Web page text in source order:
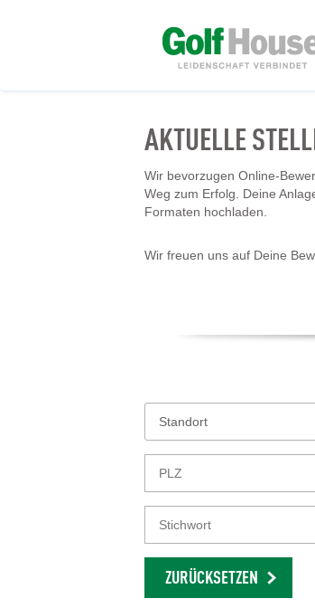
AKTUELLE
Wir bevorzugen Online-
Weg zum Erfolg. Deine
Formaten hochladen.
Wir freuen uns auf Deine
Standort
ZURÜCKSETZEN